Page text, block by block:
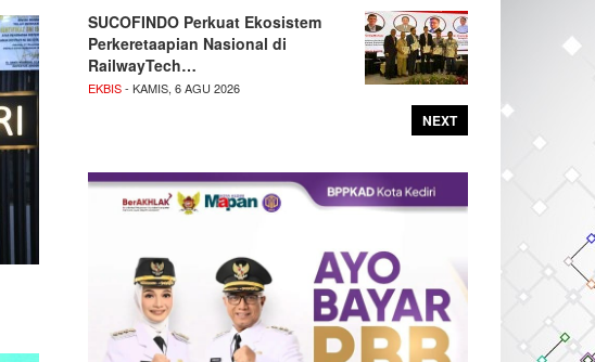
SUCOFINDO Perkuat Ekosistem
Perkeretaapian Nasional di
RailwayTech…
EKBIS- KAMIS, 6 AGU 2026
NEXT